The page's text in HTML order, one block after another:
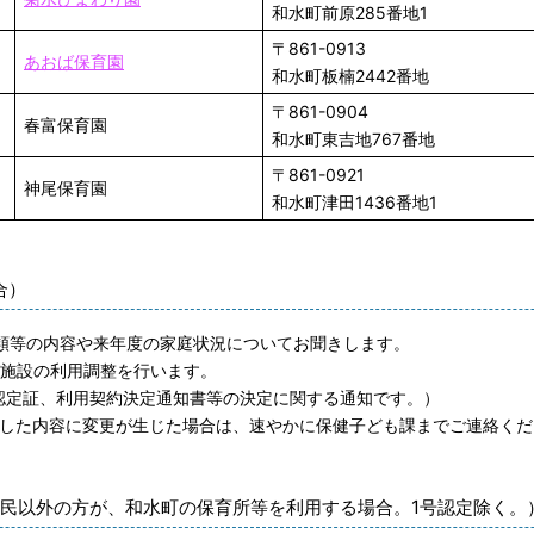
和水町前原285番地1
あおば保育園
〒861-0913
和水町板楠2442番地
春富保育園
〒861-0904
和水町東吉地767番地
神尾保育園
〒861-0921
和水町津田1436番地1
の内容や来年度の家庭状況についてお聞きします。
の利用調整を行います。
証、利用契約決定通知書等の決定に関する通知です。）
た内容に変更が生じた場合は、速やかに保健子ども課までご連絡く
以外の方が、和水町の保育所等を利用する場合。1号認定除く。